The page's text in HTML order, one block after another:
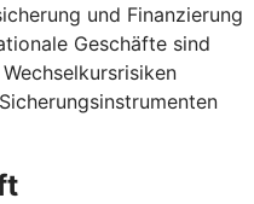
und Finanzierung
Geschäfte sind